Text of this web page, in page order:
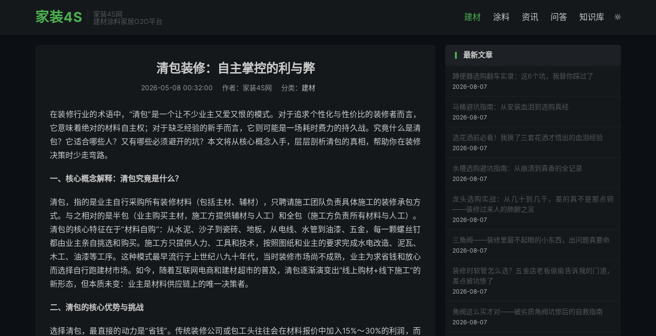
家装4S
家装4S网
建材涂料家居O2O平台

建材 涂料 资讯 问答 知识库
清包装修：自主掌控的利与弊
2026-05-08 00:32:00 作者：家装4S网 分类： 建材
在装修行业的术语中，“清包”是一个让不少业主又爱又恨的模式。对于追求个性化与性价比的装修者而言，
它意味着绝对的材料自主权；对于缺乏经验的新手而言，它则可能是一场耗时费力的持久战。究竟什么是清
包？它适合哪些人？又有哪些必须避开的坑？本文将从核心概念入手，层层剖析清包的真相，帮助你在装修
决策时少走弯路。
一、核心概念解释：清包究竟是什么？
清包，指的是业主自行采购所有装修材料（包括主材、辅材），只聘请施工团队负责具体施工的装修承包方
式。与之相对的是半包（业主购买主材，施工方提供辅材与人工）和全包（施工方负责所有材料与人工）。
清包的核心特征在于“材料自购”：从水泥、沙子到瓷砖、地板，从电线、水管到油漆、五金，每一颗螺丝钉
都由业主亲自挑选和购买。施工方只提供人力、工具和技术，按照图纸和业主的要求完成水电改造、泥瓦、
木工、油漆等工序。这种模式最早流行于上世纪八九十年代，当时装修市场尚不成熟，业主为求省钱和放心
而选择自行跑建材市场。如今，随着互联网电商和建材超市的普及，清包逐渐演变出“线上购材+线下施工”的
新形态，但本质未变：业主是材料供应链上的唯一决策者。
二、清包的核心优势与挑战
选择清包，最直接的动力是“省钱”。传统装修公司或包工头往往会在材料报价中加入15%～30%的利润，而
最新文章
蹲便器选购翻车实录：这6个坑，我替你踩过了
2026-08-07
马桶避坑指南：从安装血泪到选购真经
2026-08-07
选花洒前必看！我换了三套花洒才悟出的血泪经验
2026-08-07
水槽选购避坑指南：从崩溃到真香的全记录
2026-08-07
龙头选购实战：从几十到几千，差的真不是那点铜
——装修过来人的肺腑之言
2026-08-07
三角阀——装修里最不起眼的小东西，出问题真要命
2026-08-07
装修时软管怎么选？五金店老板偷偷告诉我的门道，
差点被坑惨了
2026-08-07
角阀这么买才对——被劣质角阀坑惨后的自救指南
2026-08-07